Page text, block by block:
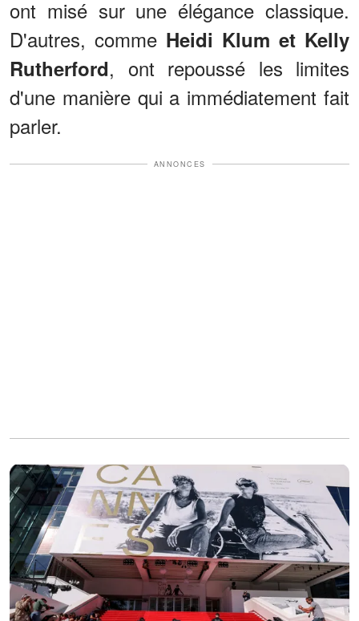
ont misé sur une élégance classique.
D'autres, comme Heidi Klum et Kelly
Rutherford, ont repoussé les limites
d'une manière qui a immédiatement fait
parler.
ANNONCES